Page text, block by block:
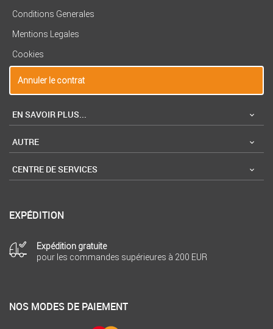
Conditions Generales
Mentions Legales
Cookies
Annuler le contrat
EN SAVOIR PLUS...
AUTRE
CENTRE DE SERVICES
EXPÉDITION
Expédition gratuite
pour les commandes supérieures à 200 EUR
NOS MODES DE PAIEMENT